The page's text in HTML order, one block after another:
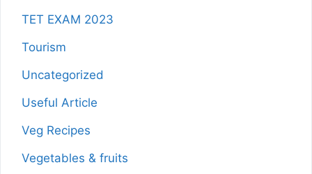
TET EXAM 2023
Tourism
Uncategorized
Useful Article
Veg Recipes
Vegetables & fruits